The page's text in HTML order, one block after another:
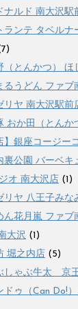
ナルド 南大沢駅
ランテ タベル
（とんかつ） ほ
るうどん ファブ
リヤ 南大沢駅前
おか田（とんか
】銀座コージー
裏公園 バーベキ
オ 南大沢店 (1)
リヤ 八王子みな
ん花月嵐 ファブ
大沢 (1)
堀之内店 (5)
しゃぶ牛太 京
ドゥ（Can Do!